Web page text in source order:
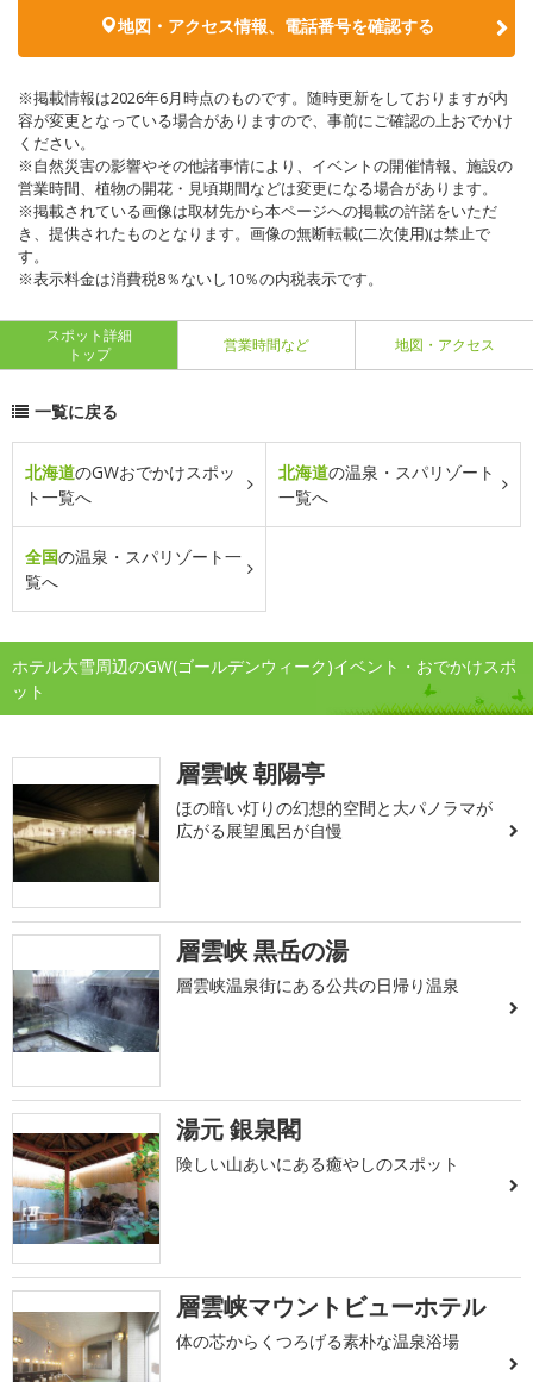
地図・アクセス情報、電話番号を確認する
※掲載情報は2026年6月時点のものです。随時更新をしておりますが内
容が変更となっている場合がありますので、事前にご確認の上おでかけ
ください。
※自然災害の影響やその他諸事情により、イベントの開催情報、施設の
営業時間、植物の開花・見頃期間などは変更になる場合があります。
※掲載されている画像は取材先から本ページへの掲載の許諾をいただ
き、提供されたものとなります。画像の無断転載(二次使用)は禁止で
す。
※表示料金は消費税8％ないし10％の内税表示です。
スポット詳細
トップ
営業時間など 地図・アクセス
一覧に戻る
北海道のGWおでかけスポッ
ト一覧へ
北海道の温泉・スパリゾート
一覧へ
全国の温泉・スパリゾート一
覧へ
ホテル大雪周辺のGW(ゴールデンウィーク)イベント・おでかけスポ
ット
層雲峡 朝陽亭
ほの暗い灯りの幻想的空間と大パノラマが
広がる展望風呂が自慢
層雲峡 黒岳の湯
層雲峡温泉街にある公共の日帰り温泉
湯元 銀泉閣
険しい山あいにある癒やしのスポット
層雲峡マウントビューホテル
体の芯からくつろげる素朴な温泉浴場